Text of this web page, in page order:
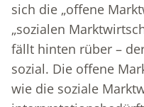
sich die „offene
„sozialen
fällt hinten rüber –
sozial. Die offene
wie die soziale